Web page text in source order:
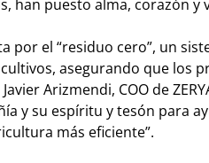
han puesto alma, corazón y
por el “residuo cero”, un
asegurando que los
Arizmendi, COO de
y su espíritu y tesón para
más eficiente”.